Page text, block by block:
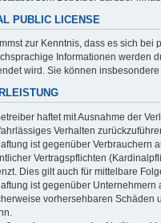
PUBLIC LICENSE
zur Kenntnis, dass es sich bei
Informationen werden
wird. Sie können
haftet mit Ausnahme der
Verhalten
ist gegenüber Verbrauchern
Vertragspflichten
Dies gilt auch für mittelbare
ist gegenüber
vorhersehbaren Schäden